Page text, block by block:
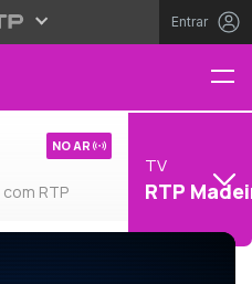
Entrar
RTP
NO AR
TV
RTP